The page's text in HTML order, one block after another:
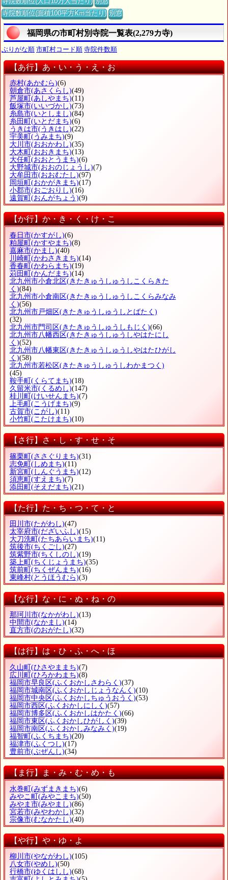
寺院数順位(面積100平方Km当たり) 別窓
福岡県の市町村別寺院一覧表(2,279カ寺)
ぶりがな順 市町村コード順 寺院件数順
【あ行】あ・い・う・え・お
赤村(あかむら)(6)
朝倉市(あさくらし)(49)
芦屋町 (あしやまち)(11)
飯塚市(いいづかし)(73)
糸島市(いとしまし)(84)
糸田町 (いとだまち)(6)
うきは市(うきはし)(22)
宇美町 (うみまち)(9)
大川市(おおかわし)(35)
大木町 (おおきまち)(13)
大任町 (おおとうまち)(6)
大野城市(おおのじょうし)(7)
大牟田市(おおむたし)(97)
岡垣町 (おかがきまち)(17)
小郡市(おごおりし)(16)
遠賀町 (おんがちょう)(9)
【か行】か・き・く・け・こ
春日市(かすがし)(6)
粕屋町 (かすやまち)(8)
嘉麻市(かまし)(40)
川崎町 (かわさきまち)(14)
香春町 (かわらまち)(19)
苅田町 (かんだまち)(14)
北九州市小倉北区(きたきゅうしゅうしこくらきた
く)(84)
北九州市小倉南区(きたきゅうしゅうしこくらみなみ
く)(56)
北九州市戸畑区(きたきゅうしゅうしとばたく)
(32)
北九州市門司区(きたきゅうしゅうしもじく)(66)
北九州市八幡西区(きたきゅうしゅうしやはたにし
く)(52)
北九州市八幡東区(きたきゅうしゅうしやはたひがし
く)(58)
北九州市若松区(きたきゅうしゅうしわかまつく)
(45)
鞍手町 (くらてまち)(18)
久留米市(くるめし)(147)
桂川町 (けいせんまち)(7)
上毛町 (こうげまち)(9)
古賀市(こがし)(11)
小竹町 (こたけまち)(10)
【さ行】さ・し・す・せ・そ
篠栗町(ささぐりまち)(31)
志免町(しめまち)(11)
新宮町(しんぐうまち)(12)
須恵町(すえまち)(7)
添田町(そえだまち)(21)
【た行】た・ち・つ・て・と
田川市(たがわし)(47)
太宰府市(だざいふし)(15)
大刀洗町 (たちあらいまち)(11)
筑後市(ちくごし)(27)
筑紫野市(ちくしのし)(19)
築上町 (ちくじょうまち)(35)
筑前町 (ちくぜんまち)(16)
東峰村(とうほうむら)(3)
【な行】な・に・ぬ・ね・の
那珂川市(なかがわし)(13)
中間市(なかまし)(14)
直方市(のおがたし)(32)
【は行】は・ひ・ふ・へ・ほ
久山町 (ひさやままち)(7)
広川町 (ひろかわまち)(8)
福岡市早良区(ふくおかしさわらく)(37)
福岡市城南区(ふくおかしじょうなんく)(10)
福岡市中央区(ふくおかしちゅうおうく)(53)
福岡市西区(ふくおかしにしく)(57)
福岡市博多区(ふくおかしはかたく)(66)
福岡市東区(ふくおかしひがしく)(39)
福岡市南区(ふくおかしみなみく)(19)
福智町 (ふくちまち)(20)
福津市(ふくつし)(17)
豊前市(ぶぜんし)(34)
【ま行】ま・み・む・め・も
水巻町(みずまきまち)(6)
みやこ町(みやこまち)(50)
みやま市(みやまし)(86)
宮若市(みやわかし)(32)
宗像市(むなかたし)(40)
【や行】や・ゆ・よ
柳川市(やながわし)(105)
八女市(やめし)(50)
行橋市(ゆくはしし)(68)